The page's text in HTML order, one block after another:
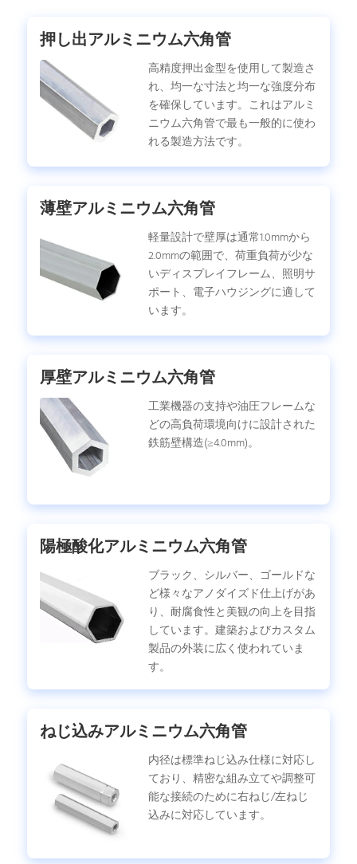
押し出アルミニウム六角管
高精度押出金型を使用して製造さ
れ、均一な寸法と均一な強度分布
を確保しています。これはアルミ
ニウム六角管で最も一般的に使わ
れる製造方法です。
薄壁アルミニウム六角管
軽量設計で壁厚は通常1.0mmから
2.0mmの範囲で、荷重負荷が少な
いディスプレイフレーム、照明サ
ポート、電子ハウジングに適して
います。
厚壁アルミニウム六角管
工業機器の支持や油圧フレームな
どの高負荷環境向けに設計された
鉄筋壁構造(≥4.0mm)。
陽極酸化アルミニウム六角管
ブラック、シルバー、ゴールドな
ど様々なアノダイズド仕上げがあ
り、耐腐食性と美観の向上を目指
しています。建築およびカスタム
製品の外装に広く使われていま
す。
ねじ込みアルミニウム六角管
内径は標準ねじ込み仕様に対応し
ており、精密な組み立てや調整可
能な接続のために右ねじ/左ねじ
込みに対応しています。